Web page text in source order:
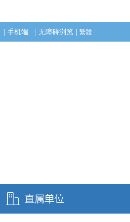
| 手机端 | 无障碍浏览 | 繁體